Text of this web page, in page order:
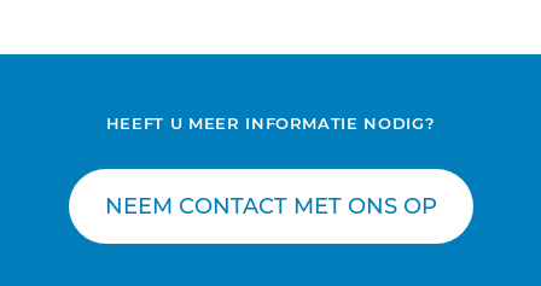
HEEFT U MEER INFORMATIE NODIG?
NEEM CONTACT MET ONS OP